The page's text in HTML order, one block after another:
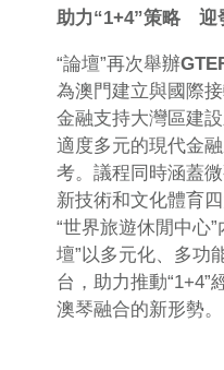
助力“1+4”策略 迎
“論壇”再次舉辦
為澳門建立與國際
金融支持大灣區建
適度多元的現代金
考。議程同時涵蓋
新技術和文化體育
“世界旅遊休閒中心
壇”以多元化、多功
台，助力推動“1+4”
澳琴融合的新形勢。